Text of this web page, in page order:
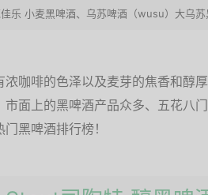
乐 小麦黑啤酒、乌苏啤酒（wusu）大乌
浓咖啡的色泽以及麦芽的焦香和醇
市面上的黑啤酒产品众多、五花八
黑啤酒排行榜！